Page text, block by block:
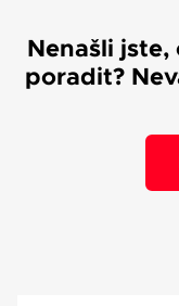
Nenašli
poradit?
Přihlášení k
Pole